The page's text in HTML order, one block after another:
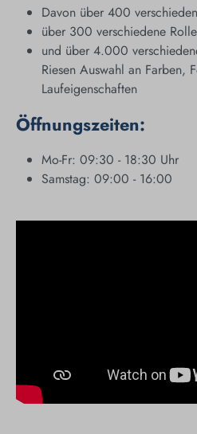
Davon über 400
über 300 verschiedene
und über 4.000
Riesen Auswahl an Farben,
Laufeigenschaften
Öffnungszeiten:
Mo-Fr: 09:30 - 18:30 Uhr
Samstag: 09:00 - 16:00